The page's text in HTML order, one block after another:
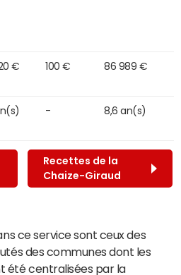
€ 100 € 86 989 €
- 8,6 an(s)
Recettes de la
Chaize-Giraud
ce service sont ceux des
des communes dont les
été centralisées par la